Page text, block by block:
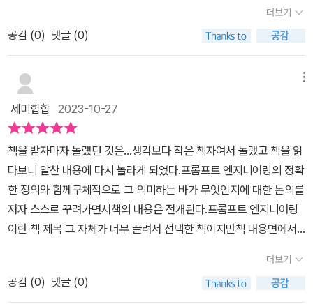
장 등의 활용 예를 보여주며 '태스크 프롬프트'에 대한 기본 개념 설명
으로 부터 시작해서 'LLM의 구조와 원리를 고려한 기법들'과 '어텐션
의 집착성을 고려한 기법들'과 같이 좀 더 고차원의 프롬프트 기법들
로 범위를 넓혀갑니다.​AI를 사람처럼 대하며, 질의 응답을 역전시키
거나 논리적 추론을 해본다거나, 문법 적합성 판단 등의 과제를 제시
하면서 LLM의 구조와 원리를 파악할 수 있게 배려하고 있습니다.​특
히, 단기간에 최선의 결과를 받아와야하는 상황이나, 평문으로 입력
하면 AI가 제대로 알아듣지 못하는 상황에서 사용자가 사전에 미리
설정값을 입력하여 AI의 답변을 조절할 수 있는 '가상 하이퍼파라미
터 기법'은 매우 유용할 것으로 보입니다.​마지막 장인 프롬프트 엔지
니어링의 미래에서 저자는 사람의 도움 없이도 스스로 인터넷을 탐색
하고, 스스로 프롬프트를 작성하고 그 프롬프트를 따라 챗GPT를 활
솔루션을 사용하는 것이 경제적이고, 효율적이라 주장합니다.​이처럼
없는지 도통 이해가 되지 않았다. 그런데 드디어 내가 원하던 그런 책
을 만나게 되었다. '프롬프트 엔지니어링'이 바로 그 책이다. 누구나
GPT가 무엇인지, 어떻게 쓰는지 알려줬는데, 이번에는 프롬프트 엔
지니어링을 본격적으로 다룬 책을 역시 발 빠르게 내놓은 것이다.이
책은 프롬프트 엔지니어링이라는 기술을 다룬 만큼, 주로 일반인을
대상으로 해왔던 저자의 이전 책과는 달리, 이번에는 개발자와 같이
보다 인공지능이나 IT 기술 이해도가 높은 사람을 대상으로 한다. 그
렇다고 난이도가 높은 책은 아니다. 각종 용어들을 설명하는 주석도
많이 있고, 설명도 자세히 하고 있어 찬찬히 읽어 나가면 이해할 수 있
을 것이다.'프롬프트 엔지니어링'은 프롬프트 엔지니어링의 이론적 배
은 문제를 일으키고 있는 프롬프트 해킹까지 다룬다. 프롬프트가 무
엇인지부터 문제점까지 다 다루고 있는 것이다.저자는 프롬프트 엔지
니어링을 질문을 잘하는 법 보다는 AI의 응답을 수정하는 것으로 정
나도 활용하고 있다는 것을 굳이 홍보하고 있지는 않지만 유용한 부
분이 있다)​그러한 활용도를 높일 수 있는 방법이 이책 프롬프트 엔지
니어링에 나와 있다.'프롬프트 엔지니어링은 대규모 언어 모델(LLM)
의 성능을 향상시키기 위해 프롬프트를 조작하는 프로세스'라고 볼
수 있다쉽게 말해 검색창에 키워드를 잘 넣는 사람이 같은 시간에 더
질좋은 자료를 찾아내듯이 AI에게 적절한 질문을 잘 하는 사람이 AI
를 더 잘 활용할수 있는 것이고, 이 책은 AI의 매커니즘을 통해 그러한
질문을 더 잘 할 수 있도록 돕는다.​책의 구성은 이렇게 되어있다프롬
프트 엔지니어링의 이론적 배경태스크 프롬프트교육학적 기법의 적
용프롬프트 해킹(탈옥)​기본적인 이론부터 활용법까지 다양하게 다루
고 있다.IT책임에도 불구하고 가독성이 좋은데, 그 이유는 아마도 저
자가 출판경험이 많기 때문이라고 생각된다.(저자의 다양한 경험과
학습, 도전하는 모습이 약력에 잘 드러난다)이 책의 특징 중 하나는
챗GPT와 바트에게 유사한 질문을 해서 둘 간의 차이를 꾸준히 찾아
더보기
공감 (0) 댓글 (0)
세미힙합2023-10-27
책을 받자마자 놀랬던 것은...생각보다 작은 책자여서 놀랬고 책을 읽
다보니 알찬 내용에 다시 놀라게 되었다.프롬프트 엔지니어링의 정확
한 정의와 함께구체적으로 그 의미하는 바가 무엇인지에 대한 논의를
저자 스스로 꾸려가면서책의 내용은 전개된다.프롬프트 엔지니어링
이란 책 제목 그 자체가 너무 끌려서 선택한 책이지만책 내용면에서
들을 깊게 파고든다기 보다는넓게 활용하는 방법들로 구성되어가볍
게 읽어내려가기 편하게 되어 있다.파트는 총 4개로 구성되어 있으
더보기
공감 (0) 댓글 (0)